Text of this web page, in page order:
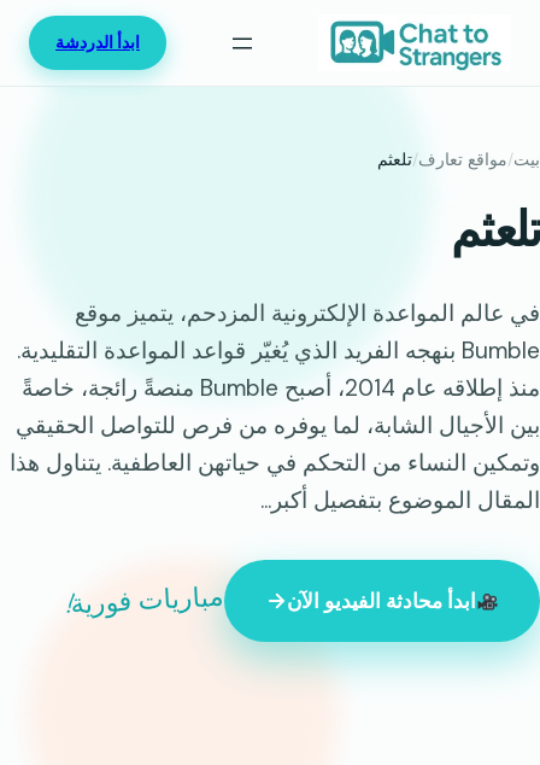
ابدأ الدردشة
بيت/مواقع تعارف/تلعثم
تلعثم
في عالم المواعدة الإلكترونية المزدحم، يتميز موقع
Bumble بنهجه الفريد الذي يُغيّر قواعد المواعدة التقليدية.
منذ إطلاقه عام 2014، أصبح Bumble منصةً رائجة، خاصةً
بين الأجيال الشابة، لما يوفره من فرص للتواصل الحقيقي
وتمكين النساء من التحكم في حياتهن العاطفية. يتناول هذا
المقال الموضوع بتفصيل أكبر...
ابدأ محادثة الفيديو الآن مباريات فورية!